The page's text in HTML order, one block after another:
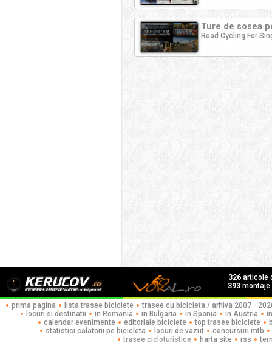
Ture de sosea
Road Cycling For
326articole
393montaje
prima pagina lista trasee biciclete
trasee cu bicicleta / arhiva 2007 -
locuri si destinatii
in Romania in Bulgaria in Spania in Austria
calendar evenimente
editoriale biciclete top trasee biciclete
statistici calatorii pe bicicleta
locuri de vazut
concursuri mtb
trasee cicloturistice
harta site rss